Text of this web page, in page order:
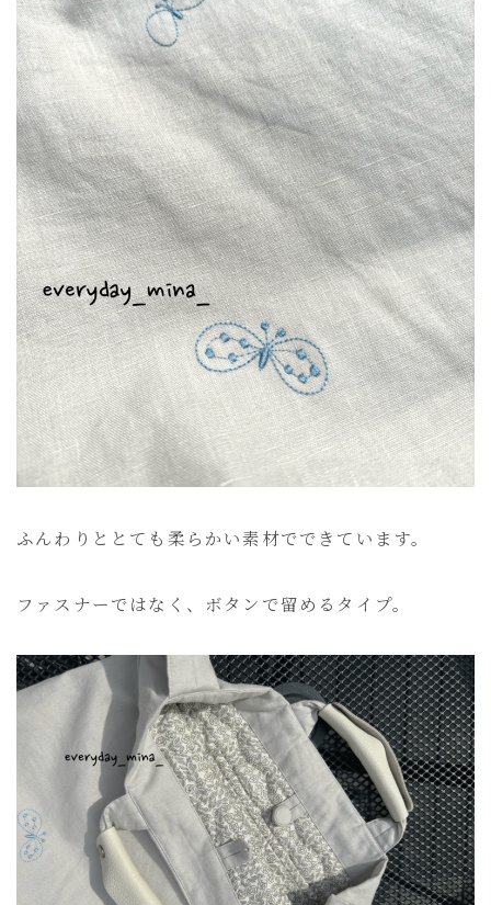
ふんわりととても柔らかい素材でできています。
ファスナーではなく、ボタンで留めるタイプ。